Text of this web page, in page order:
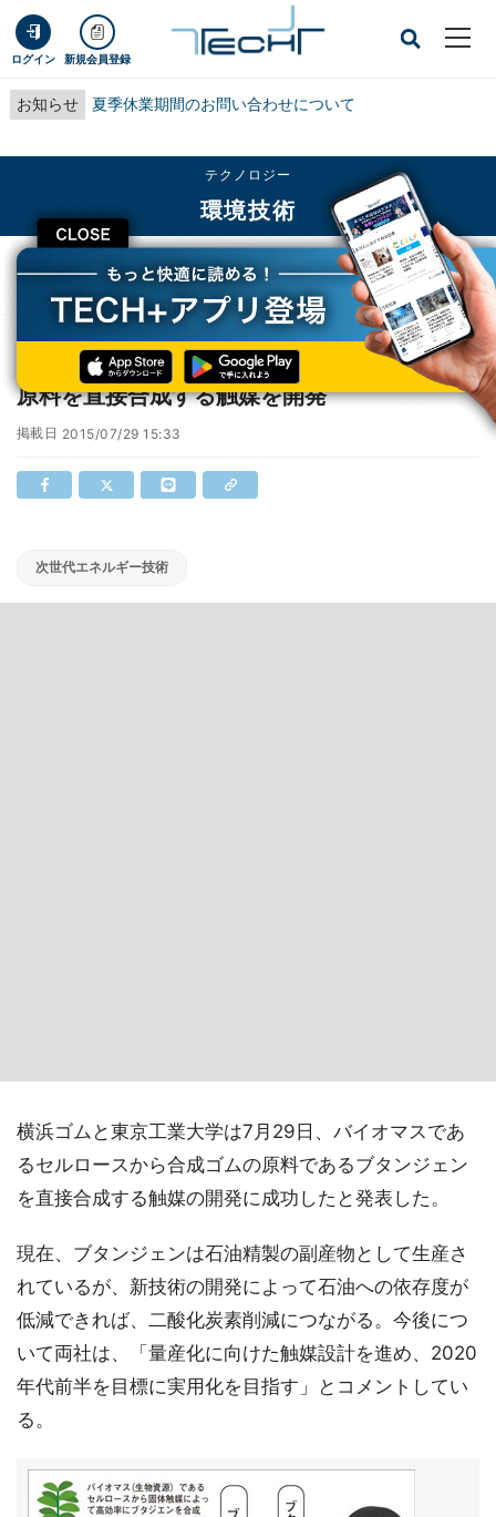
ログイン 新規会員登録
お知らせ 夏季休業期間のお問い合わせについて
CLOSE
テクノロジー
環境技術
TECH+ テクノロジー
環境技術
横浜ゴムと東工大、バイオマスから合成ゴム原料を直接合成する触媒を開発
横浜ゴムと東工大、バイオマスから合成ゴム
原料を直接合成する触媒を開発
掲載日 2015/07/29 15:33
次世代エネルギー技術
横浜ゴムと東京工業大学は7月29日、バイオマスであ
るセルロースから合成ゴムの原料であるブタンジェン
を直接合成する触媒の開発に成功したと発表した。
現在、ブタンジェンは石油精製の副産物として生産さ
れているが、新技術の開発によって石油への依存度が
低減できれば、二酸化炭素削減につながる。今後につ
いて両社は、「量産化に向けた触媒設計を進め、2020
年代前半を目標に実用化を目指す」とコメントしてい
る。